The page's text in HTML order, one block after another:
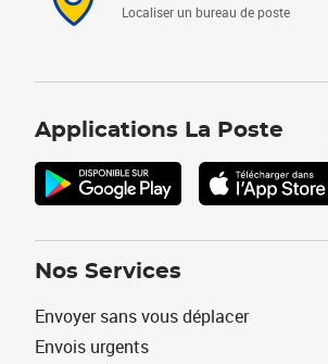
Localiser un bureau de poste
Applications La Poste
Nos Services
Envoyer sans vous déplacer
Envois urgents